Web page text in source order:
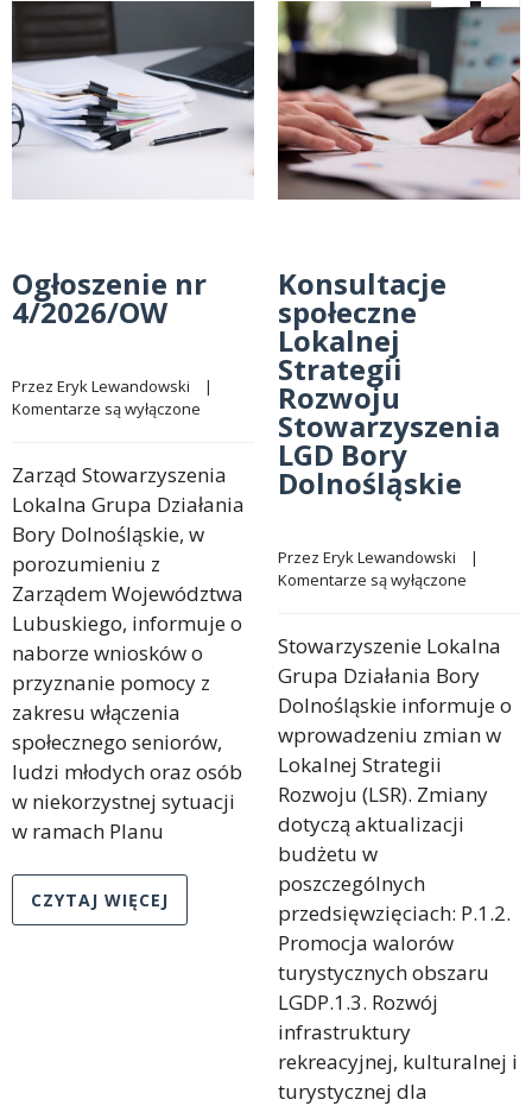
Ogłoszenie nr
4/2026/OW
Przez Eryk Lewandowski
Komentarze są wyłączone
Zarząd Stowarzyszenia
Lokalna Grupa Działania
Bory Dolnośląskie, w
porozumieniu z
Zarządem Województwa
Lubuskiego, informuje o
naborze wniosków o
przyznanie pomocy z
zakresu włączenia
społecznego seniorów,
ludzi młodych oraz osób
w niekorzystnej sytuacji
w ramach Planu
CZYTAJ WIĘCEJ
Konsultacje
społeczne
Lokalnej
Strategii
Rozwoju
Stowarzyszenia
LGD Bory
Dolnośląskie
Przez Eryk Lewandowski
Komentarze są wyłączone
Stowarzyszenie Lokalna
Grupa Działania Bory
Dolnośląskie informuje o
wprowadzeniu zmian w
Lokalnej Strategii
Rozwoju (LSR). Zmiany
dotyczą aktualizacji
budżetu w
poszczególnych
przedsięwzięciach: P.1.2.
Promocja walorów
turystycznych obszaru
LGDP.1.3. Rozwój
infrastruktury
rekreacyjnej, kulturalnej i
turystycznej dla